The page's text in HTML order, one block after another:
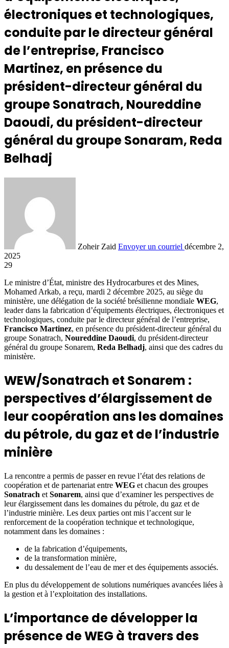
électroniques et technologiques,
conduite par le directeur général
de l’entreprise, Francisco
Martinez, en présence du
président-directeur général du
groupe Sonatrach, Noureddine
Daoudi, du président-directeur
général du groupe Sonaram, Reda
Belhadj
Zoheir Zaid Envoyer un courriel décembre 2,
2025
29
Le ministre d’État, ministre des Hydrocarbures et des Mines,
Mohamed Arkab, a reçu, mardi 2 décembre 2025, au siège du
ministère, une délégation de la société brésilienne mondiale WEG,
leader dans la fabrication d’équipements électriques, électroniques et
technologiques, conduite par le directeur général de l’entreprise,
Francisco Martinez, en présence du président-directeur général du
groupe Sonatrach, Noureddine Daoudi, du président-directeur
général du groupe Sonarem, Reda Belhadj, ainsi que des cadres du
ministère.
WEW/Sonatrach et Sonarem :
perspectives d’élargissement de
leur coopération ans les domaines
du pétrole, du gaz et de l’industrie
minière
La rencontre a permis de passer en revue l’état des relations de
coopération et de partenariat entre WEG et chacun des groupes
Sonatrach et Sonarem, ainsi que d’examiner les perspectives de
leur élargissement dans les domaines du pétrole, du gaz et de
l’industrie minière. Les deux parties ont mis l’accent sur le
renforcement de la coopération technique et technologique,
notamment dans les domaines :
de la fabrication d’équipements,
de la transformation minière,
du dessalement de l’eau de mer et des équipements associés.
En plus du développement de solutions numériques avancées liées à
la gestion et à l’exploitation des installations.
L’importance de développer la
présence de WEG à travers des